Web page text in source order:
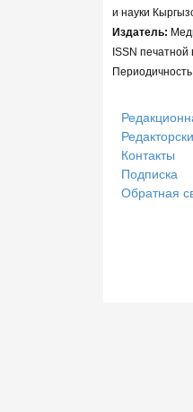
и науки
Издатель:
ISSN
Контакты
Подписка
Обратная